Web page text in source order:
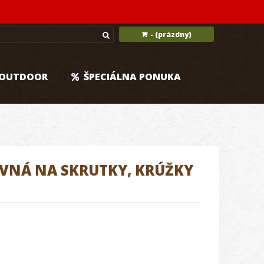
- (prázdny)
ŠPECIÁLNA PONUKA
NA SKRUTKY, KRÚŽKY